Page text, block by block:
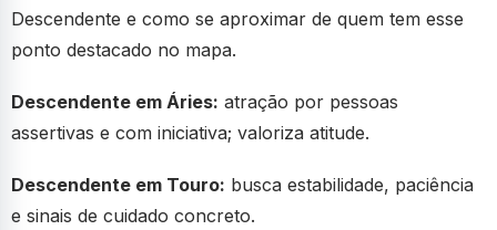
Descendente e como se aproximar de quem tem esse
ponto destacado no mapa.
Descendente em Áries: atração por pessoas
assertivas e com iniciativa; valoriza atitude.
Descendente em Touro: busca estabilidade, paciência
e sinais de cuidado concreto.